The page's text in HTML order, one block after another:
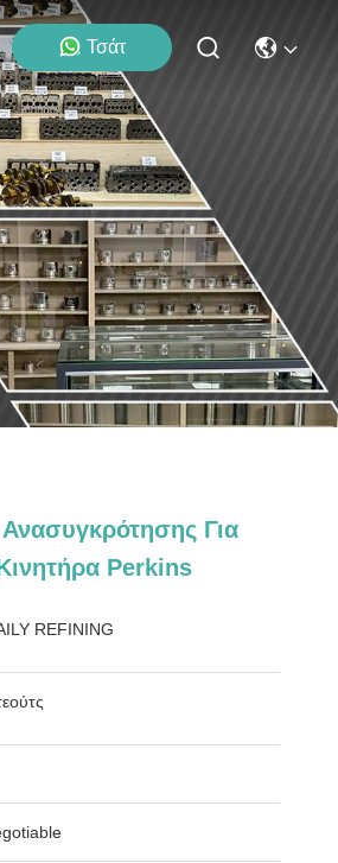
Τσάτ
Για
Perkins
REFINING